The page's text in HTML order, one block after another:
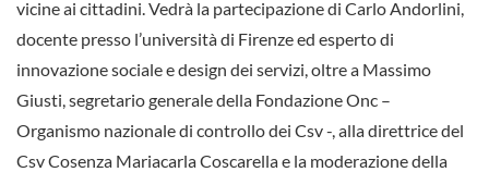
vicine ai cittadini. Vedrà la partecipazione di Carlo Andorlini,
docente presso l’università di Firenze ed esperto di
innovazione sociale e design dei servizi, oltre a Massimo
Giusti, segretario generale della Fondazione Onc –
Organismo nazionale di controllo dei Csv -, alla direttrice del
Csv Cosenza Mariacarla Coscarella e la moderazione della